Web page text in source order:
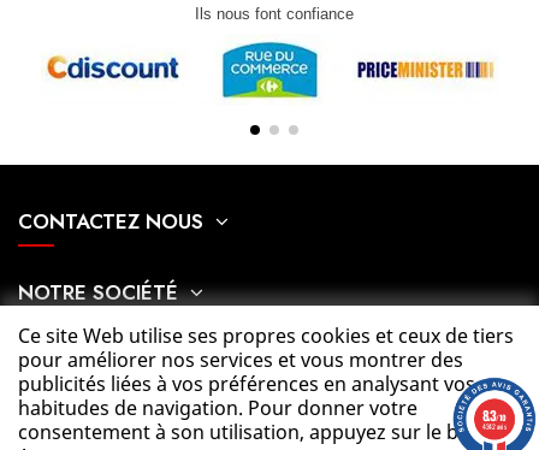
Ils nous font confiance
CONTACTEZ NOUS
NOTRE SOCIÉTÉ
MON COMPTE
CATÉGORIES
Ce site Web utilise ses propres cookies et ceux de tiers
pour améliorer nos services et vous montrer des
publicités liées à vos préférences en analysant vos
habitudes de navigation. Pour donner votre
consentement à son utilisation, appuyez sur le bouton
8.3/10
4342 avis